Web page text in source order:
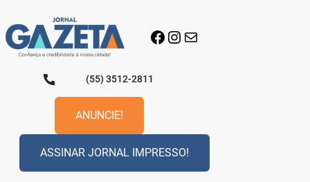
para
o
conteúdo
Facebook
Instagram
E-mail
(55) 3512-2811
ANUNCIE!
ASSINAR JORNAL IMPRESSO!